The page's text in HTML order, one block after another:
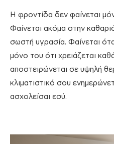
Η φροντίδα δεν φαίνεται
Φαίνεται ακόμα στην
σωστή υγρασία. Φαίνεται
μόνο του ότι χρειάζεται
αποστειρώνεται σε υψηλή
κλιματιστικό σου
ασχολείσαι εσύ.